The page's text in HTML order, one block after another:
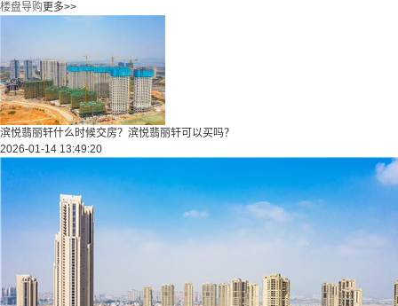
楼盘导购更多>>
滨悦翡丽轩什么时候交房？滨悦翡丽轩可以买吗？
2026-01-14 13:49:20